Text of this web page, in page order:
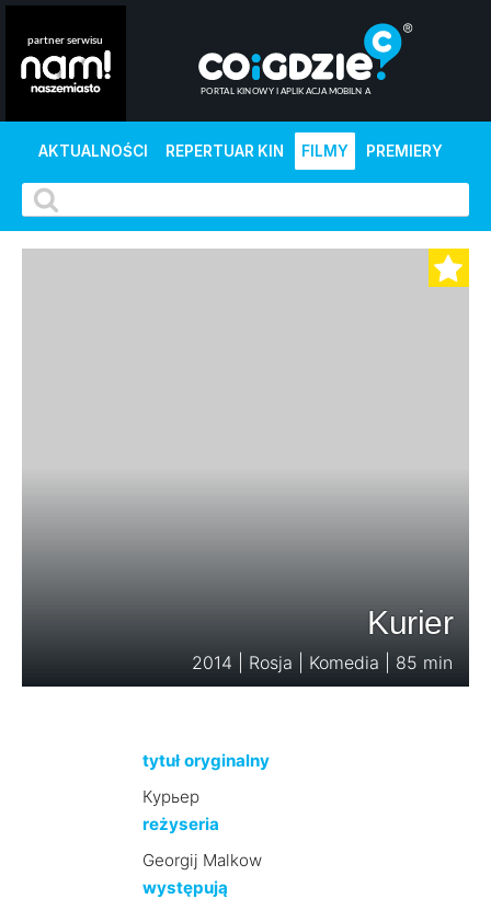
AKTUALNOŚCI REPERTUAR KIN FILMY PREMIERY
Kurier
2014 | Rosja | Komedia | 85 min
tytuł oryginalny
Курьер
reżyseria
Georgij Malkow
występują